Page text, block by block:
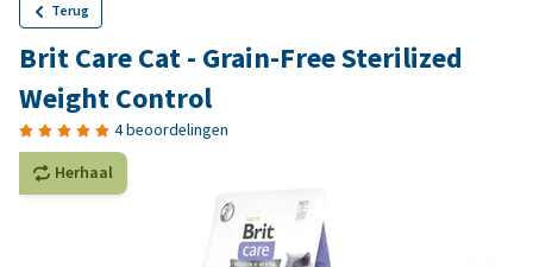
Terug
Brit Care Cat - Grain-Free Sterilized
Weight Control
4 beoordelingen
Herhaal